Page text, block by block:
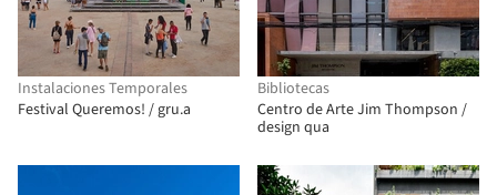
Instalaciones Temporales
Festival Queremos! / gru.a
Bibliotecas
Centro de Arte Jim Thompson /
design qua